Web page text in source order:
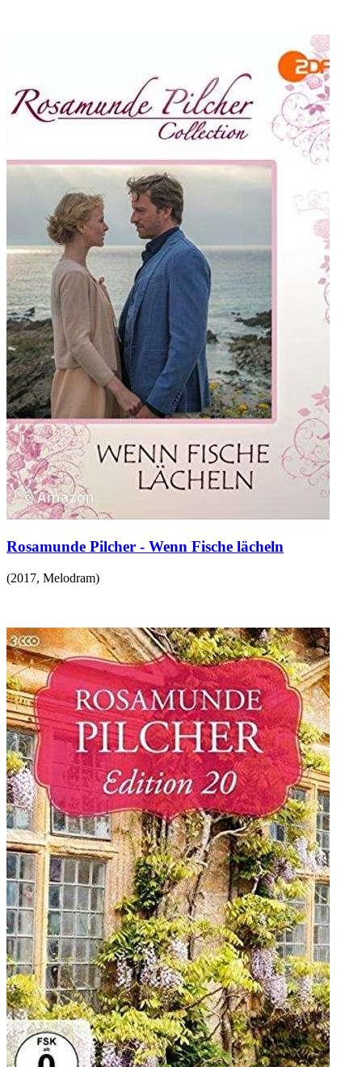
Rosamunde Pilcher - Wenn Fische lächeln
(2017, Melodram)